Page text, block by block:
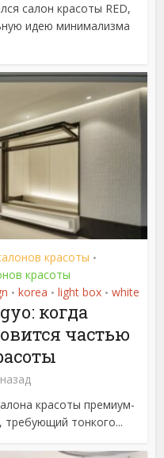
салон красоты RED,
идею минимализма
красоты •
красоты
• korea • light box • white
когда
частью
красоты премиум-
требующий тонкого...